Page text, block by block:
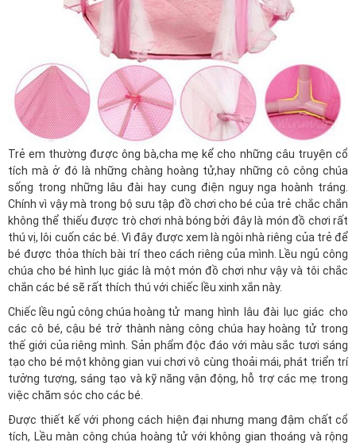
Trẻ em thường được ông bà,cha mẹ kể cho những câu truyện cổ
tích mà ở đó là những chàng hoàng tử,hay những cô công chúa
sống trong những lâu đài hay cung điện nguy nga hoành tráng.
Chính vì vậy mà trong bộ sưu tập đồ chơi cho bé của trẻ chắc chắn
không thể thiếu được trò chơi nhà bóng bởi đây là món đồ chơi rất
thú vị, lôi cuốn các bé. Vì đây được xem là ngôi nhà riêng của trẻ để
bé được thỏa thích bài trí theo cách riêng của mình. Lều ngủ công
chúa cho bé hình lục giác là một món đồ chơi như vậy và tôi chắc
chắn các bé sẽ rất thích thú với chiếc lều xinh xắn này.
Chiếc lều ngủ công chúa hoàng tử mang hình lâu đài lục giác cho
các cô bé, cậu bé trở thành nàng công chúa hay hoàng tử trong
thế giới của riêng mình. Sản phẩm độc đáo với màu sắc tươi sáng
tạo cho bé một không gian vui chơi vô cùng thoải mái, phát triển trí
tưởng tượng, sáng tạo và kỹ năng vận động, hỗ trợ các mẹ trong
việc chăm sóc cho các bé.
Được thiết kế với phong cách hiện đại nhưng mang đậm chất cổ
tích, Lều màn công chúa hoàng tử với không gian thoáng và rộng